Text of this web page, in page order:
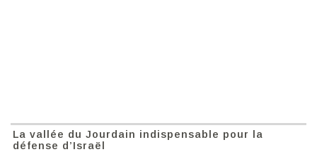
La vallée du Jourdain indispensable pour la
défense d’Israël